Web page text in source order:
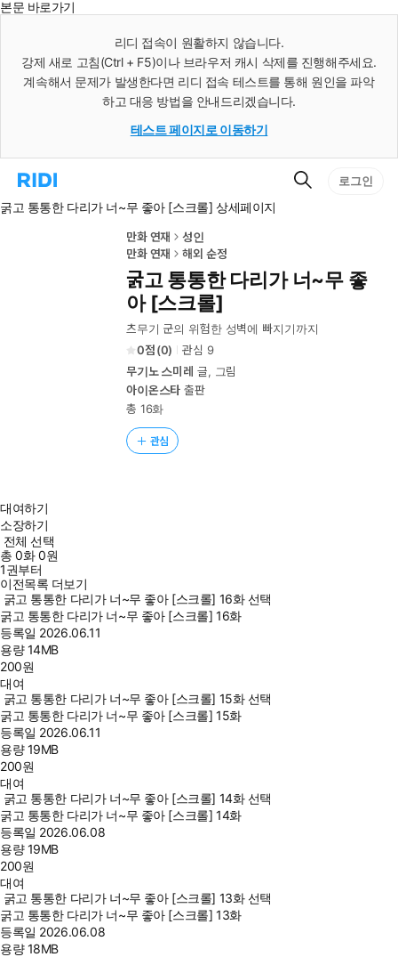
본문 바로가기
리디 접속이 원활하지 않습니다.
강제 새로 고침(Ctrl + F5)이나 브라우저 캐시 삭제를 진행해주세요.
계속해서 문제가 발생한다면 리디 접속 테스트를 통해 원인을 파악
하고 대응 방법을 안내드리겠습니다.
테스트 페이지로 이동하기
리
홈
검
로그인
굵고 통통한 다리가 너~무 좋아 [스크롤] 상세페이지
만화 연재
성인
만화 연재
해외 순정
굵고 통통한 다리가 너~무 좋
아 [스크롤]
츠무기 군의 위험한 성벽에 빠지기까지
0
(0) 관심 9
무기노 스미레 글, 그림
아이온스타 출판
총 16화
관심
대여하기
소장하기
전체 선택
총0화0원
1권부터
이전목록 더보기
굵고 통통한 다리가 너~무 좋아 [스크롤] 16화 선택
굵고 통통한 다리가 너~무 좋아 [스크롤] 16화
등록일 2026.06.11
용량14MB
200원
대여
굵고 통통한 다리가 너~무 좋아 [스크롤] 15화 선택
굵고 통통한 다리가 너~무 좋아 [스크롤] 15화
등록일 2026.06.11
용량19MB
200원
대여
굵고 통통한 다리가 너~무 좋아 [스크롤] 14화 선택
굵고 통통한 다리가 너~무 좋아 [스크롤] 14화
등록일 2026.06.08
용량19MB
200원
대여
굵고 통통한 다리가 너~무 좋아 [스크롤] 13화 선택
굵고 통통한 다리가 너~무 좋아 [스크롤] 13화
등록일 2026.06.08
용량18MB